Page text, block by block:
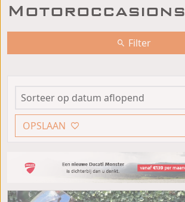
Motoroccasions
Filter
OPSLAAN